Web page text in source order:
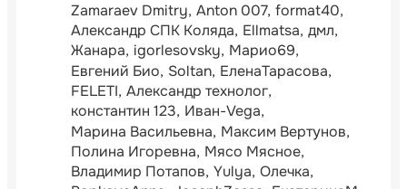
Zamaraev Dmitry Anton 007 format40
Александр СПК Коляда Ellmatsa дмл
Жанара igorlesovsky Марио69
Евгений Био Soltan ЕленаТарасова
FELETI Александр технолог
константин 123 Иван-Vega
Марина Васильевна Максим Вертунов
Полина Игоревна Мясо Мясное
Владимир Потапов Yulya Олечка